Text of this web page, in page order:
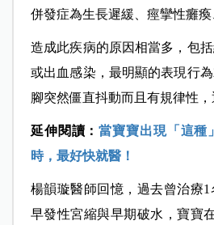
併發症為生長遲緩、痙攣性癱瘓
造成此疾病的原因相當多，包
或出血感染，最明顯的表現行
腳突然僵直抖動而且有規律性，
延伸閱讀：當寶寶出現「這種
時，最好快就醫！
楊韻璇醫師回憶，過去曾治療
早發性宮縮與早期破水，寶寶